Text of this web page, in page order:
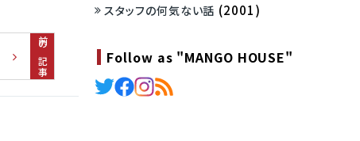
前の記事
スタッフの何気ない話 (2001)
Follow as "MANGO HOUSE"